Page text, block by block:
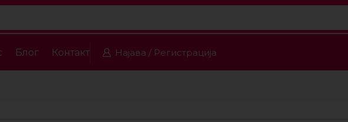
Блог Контакт Најава / Регистрација